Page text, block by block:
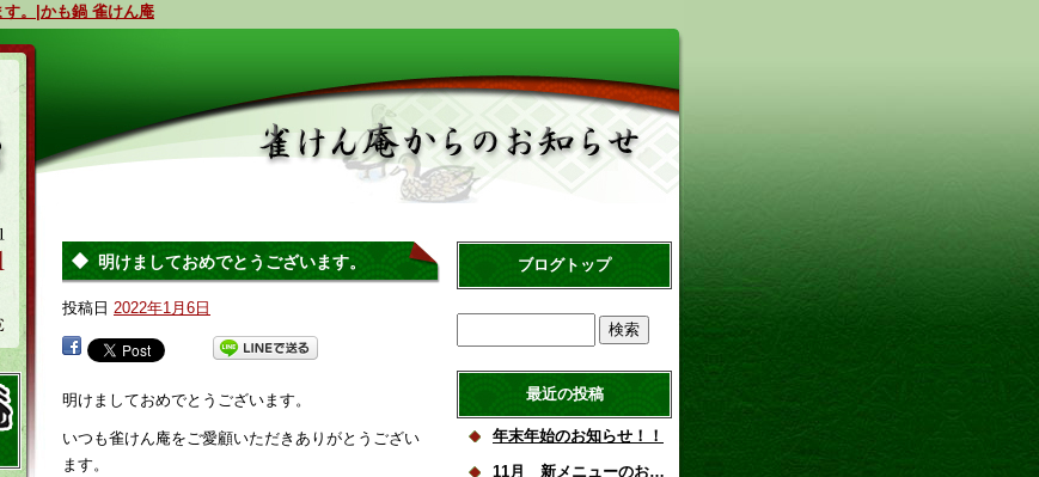
。|かも鍋 雀けん庵
明けましておめでとうございます。
投稿日 2022年1月6日
明けましておめでとうございます。
いつも雀けん庵をご愛顧いただきありがとうござい
ます。
ブログトップ
最近の投稿
年末年始のお知らせ！！
11月 新メニューのお知らせ！！